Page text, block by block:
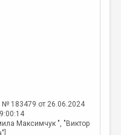
№ 183479 от 26.06.2024
Максимчук ", "Виктор